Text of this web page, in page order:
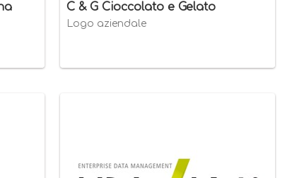
C & G Cioccolato e Gelato
Logo aziendale